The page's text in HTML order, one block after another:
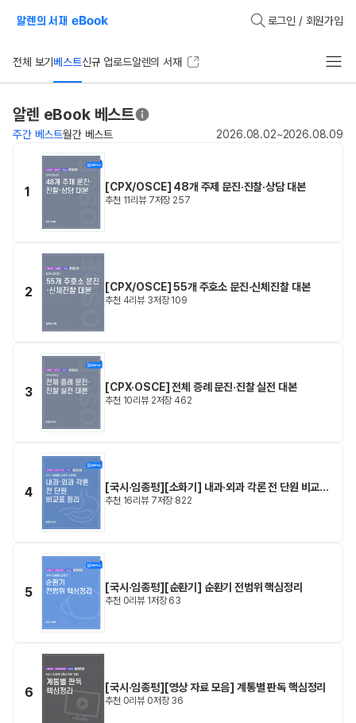
로그인 / 회원가입
전체 보기 베스트신규 업로드알렌의 서재
알렌 eBook 베스트
주간 베스트월간 베스트 2026.08.02~2026.08.09
1 [CPX/OSCE] 48개 주제 문진·진찰·상담 대본
추천 11리뷰 7저장 257
2 [CPX/OSCE] 55개 주호소 문진·신체진찰 대본
추천 4리뷰 3저장109
3 [CPX·OSCE] 전체 증례 문진·진찰 실전 대본
추천 10리뷰 2저장 462
4
[국시·임종평][소화기] 내과·외과 각론 전 단원 비교표
정리
추천 16리뷰 7저장 822
5 [국시·임종평][순환기] 순환기 전범위 핵심정리
추천 0리뷰 1저장63
6 [국시·임종평][영상 자료 모음] 계통별 판독 핵심정리
추천 0리뷰 0저장36